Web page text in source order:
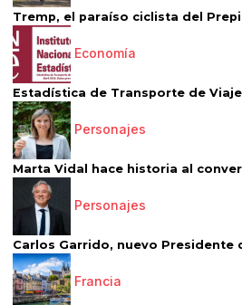
Tremp, el paraíso ciclista del
Economía
Estadística de Transporte de
Personajes
Marta Vidal hace historia al
Personajes
Carlos Garrido, nuevo Presidente
Francia